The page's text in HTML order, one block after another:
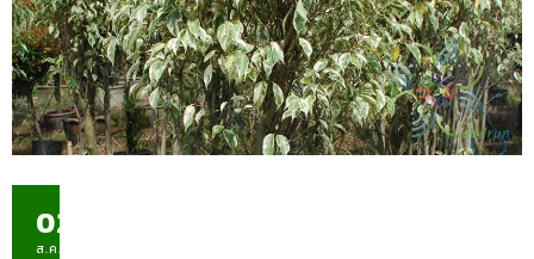
02
ส.ค.